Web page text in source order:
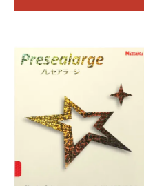
「取り寄せ商品（予約注文
日ほどで入荷いたします。
入荷するものもございます。
「在庫有り」となっている
す。複数個ご購入の場合は